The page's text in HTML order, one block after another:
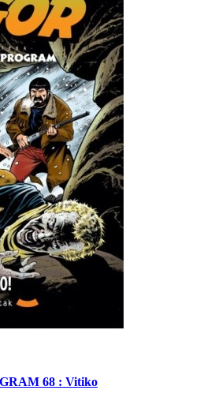
68 : Vitiko